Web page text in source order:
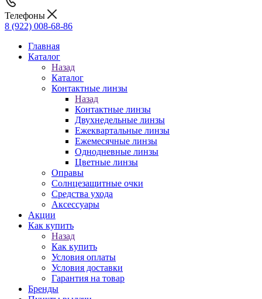
Телефоны
8 (922) 008-68-86
Главная
Каталог
Назад
Каталог
Контактные линзы
Назад
Контактные линзы
Двухнедельные линзы
Ежеквартальные линзы
Ежемесячные линзы
Однодневные линзы
Цветные линзы
Оправы
Солнцезащитные очки
Средства ухода
Аксессуары
Акции
Как купить
Назад
Как купить
Условия оплаты
Условия доставки
Гарантия на товар
Бренды